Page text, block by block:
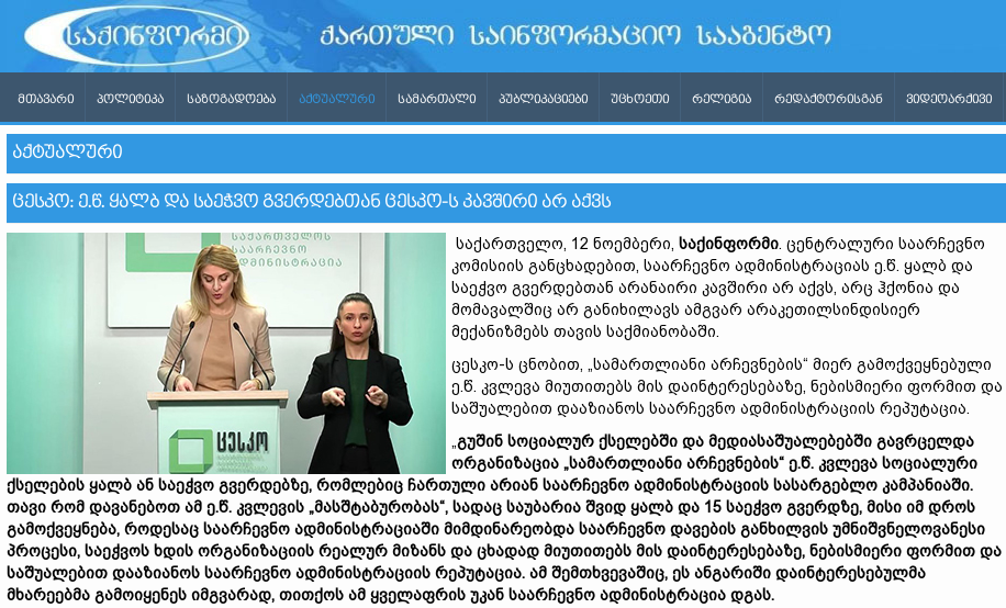
ᲛᲗᲐᲕᲐᲠᲘ ᲞᲝᲚᲘᲢᲘᲙᲐ ᲡᲐᲖᲝᲒᲐᲓᲝᲔᲑᲐ ᲐᲥᲢᲣᲐᲚᲣᲠᲘ ᲡᲐᲛᲐᲠᲗᲐᲚᲘ ᲞᲣᲑᲚᲘᲙᲐᲪᲘᲔᲑᲘ ᲣᲪᲮᲝᲔᲗᲘ ᲠᲔᲚᲘᲒᲘᲐ ᲠᲔᲓᲐᲥᲢᲝᲠᲘᲡᲒᲐᲜ ᲕᲘᲓᲔᲝᲐᲠᲥᲘᲕᲘ
ᲐᲥᲢᲣᲐᲚᲣᲠᲘ
ᲪᲔᲡᲙᲝ: Ე.Წ. ᲧᲐᲚᲑ ᲓᲐ ᲡᲐᲔᲭᲕᲝ ᲒᲕᲔᲠᲓᲔᲑᲗᲐᲜ ᲪᲔᲡᲙᲝ-Ს ᲙᲐᲕᲨᲘᲠᲘ ᲐᲠ ᲐᲥᲕᲡ
საქართველო, 12 ნოემბერი, საქინფორმი. ცენტრალური საარჩევნო
კომისიის განცხადებით, საარჩევნო ადმინისტრაციას ე.წ. ყალბ და
საეჭვო გვერდებთან არანაირი კავშირი არ აქვს, არც ჰქონია და
მომავალშიც არ განიხილავს ამგვარ არაკეთილსინდისიერ
მექანიზმებს თავის საქმიანობაში.
ცესკო-ს ცნობით, „სამართლიანი არჩევნების“ მიერ გამოქვეყნებული
ე.წ. კვლევა მიუთითებს მის დაინტერესებაზე, ნებისმიერი ფორმით და
საშუალებით დააზიანოს საარჩევნო ადმინისტრაციის რეპუტაცია.
„გუშინ სოციალურ ქსელებში და მედიასაშუალებებში გავრცელდა
ორგანიზაცია „სამართლიანი არჩევნების“ ე.წ. კვლევა სოციალური
ქსელების ყალბ ან საეჭვო გვერდებზე, რომლებიც ჩართული არიან საარჩევნო ადმინისტრაციის სასარგებლო კამპანიაში.
თავი რომ დავანებოთ ამ ე.წ. კვლევის „მასშტაბურობას“, სადაც საუბარია შვიდ ყალბ და 15 საეჭვო გვერდზე, მისი იმ დროს
გამოქვეყნება, როდესაც საარჩევნო ადმინისტრაციაში მიმდინარეობდა საარჩევნო დავების განხილვის უმნიშვნელოვანესი
პროცესი, საეჭვოს ხდის ორგანიზაციის რეალურ მიზანს და ცხადად მიუთითებს მის დაინტერესებაზე, ნებისმიერი ფორმით და
საშუალებით დააზიანოს საარჩევნო ადმინისტრაციის რეპუტაცია. ამ შემთხვევაშიც, ეს ანგარიში დაინტერესებულმა
მხარეებმა გამოიყენეს იმგვარად, თითქოს ამ ყველაფრის უკან საარჩევნო ადმინისტრაცია დგას.